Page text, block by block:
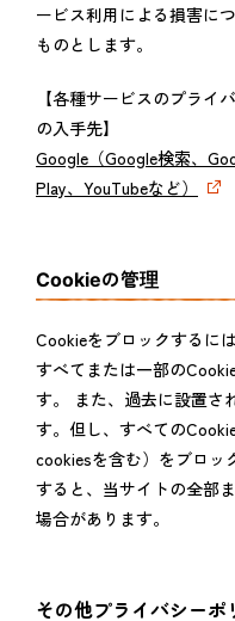
ービス利用による損害に
ものとします。
【各種サービスのプライ
の入手先】
Google（Google検索、
Play、YouTubeなど）
Cookieの管理
Cookieをブロックするに
すべてまたは一部の
す。 また、過去に設置さ
す。但し、すべての
cookiesを含む）をブロッ
すると、当サイトの全部
場合があります。
その他プライバシー